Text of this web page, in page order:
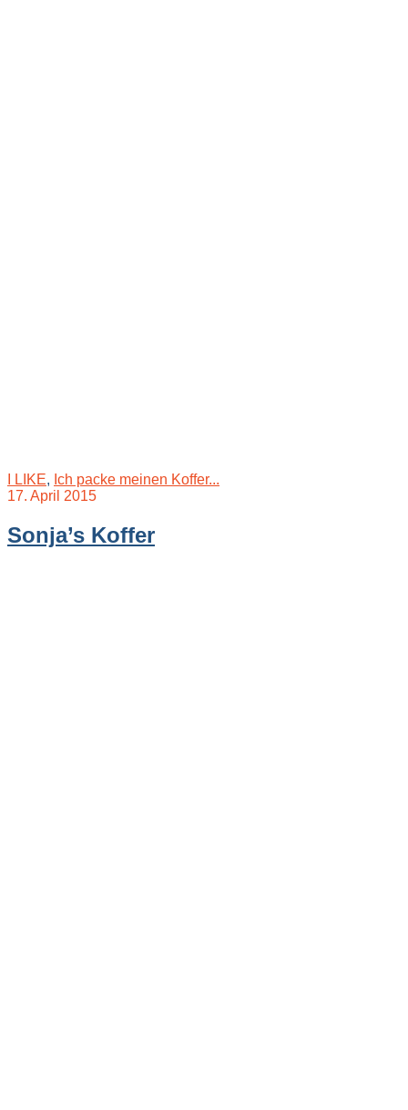
I LIKE, Ich packe meinen Koffer...
17. April 2015
Sonja’s Koffer